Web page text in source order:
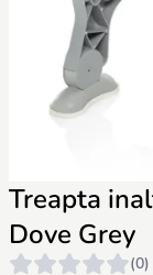
Treapta
Dove Grey
(0)